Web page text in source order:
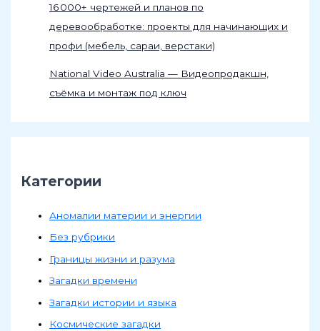
16 000+ чертежей и планов по
деревообработке: проекты для начинающих и
профи (мебель, сараи, верстаки)
National Video Australia — Видеопродакшн,
съёмка и монтаж под ключ
Категории
Аномалии материи и энергии
Без рубрики
Границы жизни и разума
Загадки времени
Загадки истории и языка
Космические загадки